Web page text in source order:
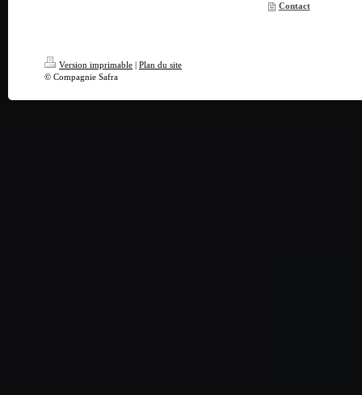
Contact
Version imprimable | Plan du site
© Compagnie Safra